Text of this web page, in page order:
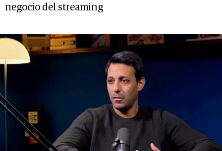
negocio del streaming